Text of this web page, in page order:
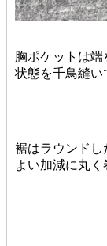
胸ポケットは
状態を千鳥縫い
裾はラウンドし
よい加減に丸く